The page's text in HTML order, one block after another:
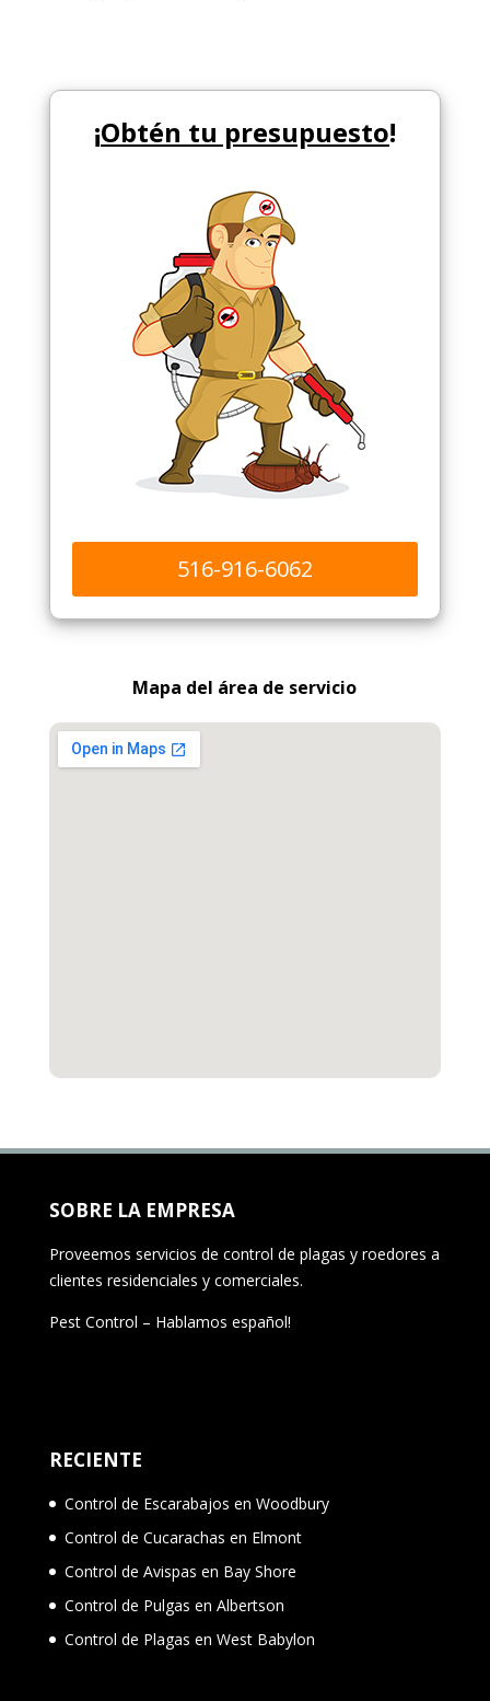
¡Obtén tu presupuesto!
516-916-6062
Mapa del área de servicio
SOBRE LA EMPRESA
Proveemos servicios de control de plagas y roedores a
clientes residenciales y comerciales.
Pest Control – Hablamos español!
RECIENTE
Control de Escarabajos en Woodbury
Control de Cucarachas en Elmont
Control de Avispas en Bay Shore
Control de Pulgas en Albertson
Control de Plagas en West Babylon